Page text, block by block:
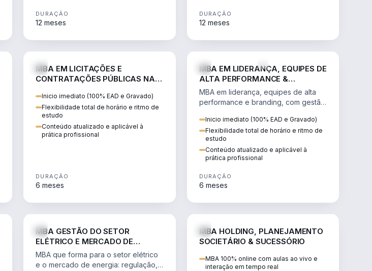
DURAÇÃO
12 meses
DURAÇÃO
12 meses
MBA EM LICITAÇÕES E
CONTRATAÇÕES PÚBLICAS NA
Inicio imediato (100% EAD e Gravado)
Flexibilidade total de horário e ritmo de
estudo
Conteúdo atualizado e aplicável à
prática profissional
DURAÇÃO
6 meses
MBA EM LIDERANÇA, EQUIPES DE
ALTA PERFORMANCE &
BRANDING
MBA em liderança, equipes de alta
performance e branding, com gestão
e comunicação persuasiva.
Inicio imediato (100% EAD e Gravado)
Flexibilidade total de horário e ritmo de
estudo
Conteúdo atualizado e aplicável à
prática profissional
DURAÇÃO
6 meses
MBA GESTÃO DO SETOR
ELÉTRICO E MERCADO DE
ENERGIA
MBA que forma para o setor elétrico
e o mercado de energia: regulação,
MBA HOLDING, PLANEJAMENTO
SOCIETÁRIO & SUCESSÓRIO
MBA 100% online com aulas ao vivo e
interação em tempo real